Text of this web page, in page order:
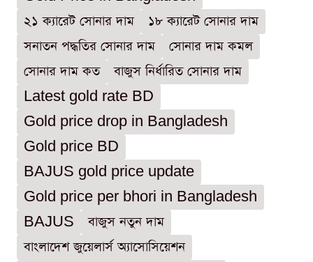
২১ ক্যারেট সোনার দাম
১৮ ক্যারেট সোনার দাম
সনাতন পদ্ধতির সোনার দাম
সোনার দাম কমল
সোনার দাম কত
বাজুস নির্ধারিত সোনার দাম
Latest gold rate BD
Gold price drop in Bangladesh
Gold price BD
BAJUS gold price update
Gold price per bhori in Bangladesh
BAJUS
বাজুস নতুন দাম
বাংলাদেশ জুয়েলার্স অ্যাসোসিয়েশন